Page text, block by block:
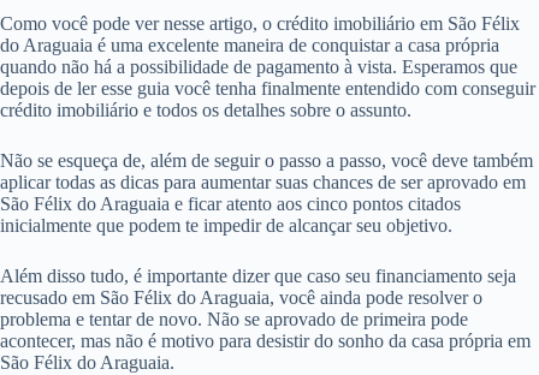
Como você pode ver nesse artigo, o crédito imobiliário em São Félix
do Araguaia é uma excelente maneira de conquistar a casa própria
quando não há a possibilidade de pagamento à vista. Esperamos que
depois de ler esse guia você tenha finalmente entendido com conseguir
crédito imobiliário e todos os detalhes sobre o assunto.
Não se esqueça de, além de seguir o passo a passo, você deve também
aplicar todas as dicas para aumentar suas chances de ser aprovado em
São Félix do Araguaia e ficar atento aos cinco pontos citados
inicialmente que podem te impedir de alcançar seu objetivo.
Além disso tudo, é importante dizer que caso seu financiamento seja
recusado em São Félix do Araguaia, você ainda pode resolver o
problema e tentar de novo. Não se aprovado de primeira pode
acontecer, mas não é motivo para desistir do sonho da casa própria em
São Félix do Araguaia.